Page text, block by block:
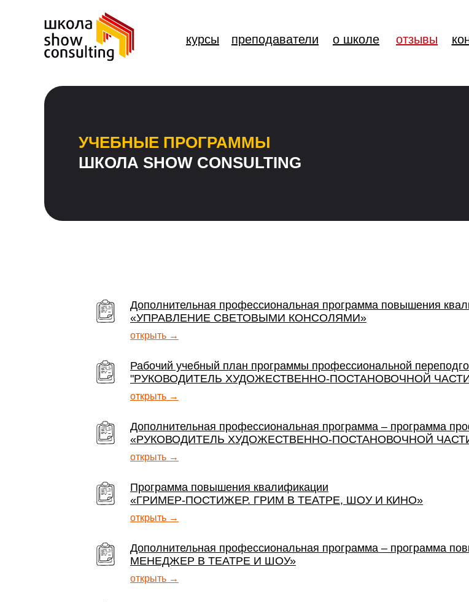
о школе отзывы
преподаватели
курсы
УЧЕБНЫЕ ПРОГРАММЫ
ШКОЛА SHOW CONSULTING
Дополнительная профессиональная программа повышения
«УПРАВЛЕНИЕ СВЕТОВЫМИ КОНСОЛЯМИ»
открыть →
Рабочий учебный план программы профессиональной
"РУКОВОДИТЕЛЬ ХУДОЖЕСТВЕННО-ПОСТАНОВОЧНОЙ
открыть →
Дополнительная профессиональная программа – программа
«РУКОВОДИТЕЛЬ ХУДОЖЕСТВЕННО-ПОСТАНОВОЧНОЙ
открыть →
Программа повышения квалификации
«ГРИМЕР-ПОСТИЖЕР. ГРИМ В ТЕАТРЕ, ШОУ И КИНО»
открыть →
Дополнительная профессиональная программа – программа
МЕНЕДЖЕР В ТЕАТРЕ И ШОУ»
открыть →